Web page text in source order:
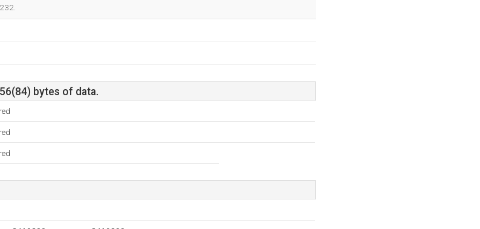
bytes of data.